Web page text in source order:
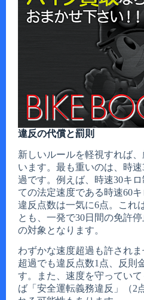
違反の代償と罰則
新しいルールを軽視すれば
います。最も重いのは、時
過です。例えば、時速30キ
ての法定速度である時速60キ
違反点数は一気に6点。これ
とも、一発で30日間の免許停
の対象となります。
わずかな速度超過も許され
超過でも違反点数1点、反則
す。また、速度を守ってい
ば「安全運転義務違反」（2